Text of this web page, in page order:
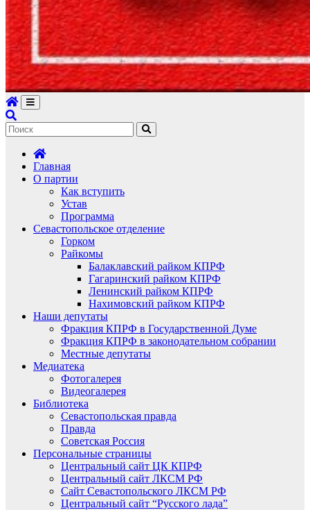
Главная
О партии
Как вступить
Устав
Программа
Севастопольское отделение
Горком
Райкомы
Балаклавский райком КПРФ
Гагаринский райком КПРФ
Ленинский райком КПРФ
Нахимовский райком КПРФ
Наши депутаты
Фракция КПРФ в Государственной Думе
Фракция КПРФ в законодательном собрании
Местные депутаты
Медиатека
Фотогалерея
Видеогалерея
Библиотека
Севастопольская правда
Правда
Советская Россия
Персональные страницы
Центральный сайт ЦК КПРФ
Центральный сайт ЛКСМ РФ
Сайт Севастопольского ЛКСМ РФ
Центральный сайт “Русского лада”